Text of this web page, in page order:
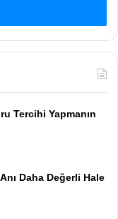
Tercihi Yapmanın
Daha Değerli Hale